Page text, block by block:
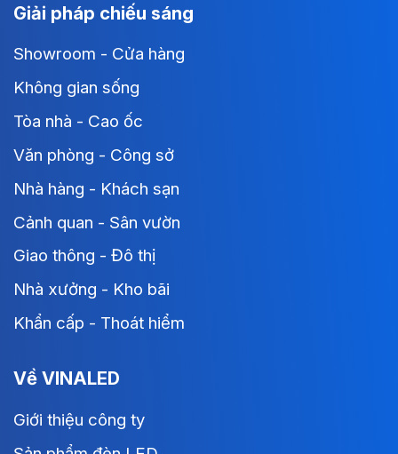
Giải pháp chiếu sáng
Showroom - Cửa hàng
Không gian sống
Tòa nhà - Cao ốc
Văn phòng - Công sở
Nhà hàng - Khách sạn
Cảnh quan - Sân vườn
Giao thông - Đô thị
Nhà xưởng - Kho bãi
Khẩn cấp - Thoát hiểm
Về VINALED
Giới thiệu công ty